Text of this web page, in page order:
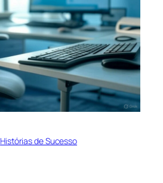
Histórias de Sucesso